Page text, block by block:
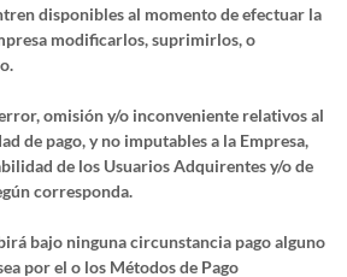
disponibles al momento de efectuar la
modificarlos, suprimirlos, o
omisión y/o inconveniente relativos al
de pago, y no imputables a la Empresa,
de los Usuarios Adquirentes y/o de
corresponda.
bajo ninguna circunstancia pago alguno
por el o los Métodos de Pago